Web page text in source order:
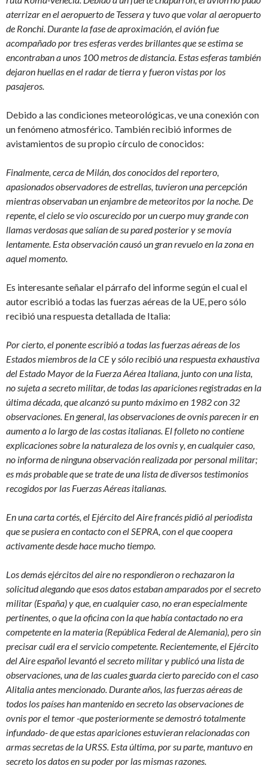
aterrizar en el aeropuerto de Tessera y tuvo que volar al aeropuerto
de Ronchi. Durante la fase de aproximación, el avión fue
acompañado por tres esferas verdes brillantes que se estima se
encontraban a unos 100 metros de distancia. Estas esferas también
dejaron huellas en el radar de tierra y fueron vistas por los
pasajeros.
Debido a las condiciones meteorológicas, ve una conexión con
un fenómeno atmosférico. También recibió informes de
avistamientos de su propio círculo de conocidos:
Finalmente, cerca de Milán, dos conocidos del reportero,
apasionados observadores de estrellas, tuvieron una percepción
mientras observaban un enjambre de meteoritos por la noche. De
repente, el cielo se vio oscurecido por un cuerpo muy grande con
llamas verdosas que salían de su pared posterior y se movía
lentamente. Esta observación causó un gran revuelo en la zona en
aquel momento.
Es interesante señalar el párrafo del informe según el cual el
autor escribió a todas las fuerzas aéreas de la UE, pero sólo
recibió una respuesta detallada de Italia:
Por cierto, el ponente escribió a todas las fuerzas aéreas de los
Estados miembros de la CE y sólo recibió una respuesta exhaustiva
del Estado Mayor de la Fuerza Aérea Italiana, junto con una lista,
no sujeta a secreto militar, de todas las apariciones registradas en la
última década, que alcanzó su punto máximo en 1982 con 32
observaciones. En general, las observaciones de ovnis parecen ir en
aumento a lo largo de las costas italianas. El folleto no contiene
explicaciones sobre la naturaleza de los ovnis y, en cualquier caso,
no informa de ninguna observación realizada por personal militar;
es más probable que se trate de una lista de diversos testimonios
recogidos por las Fuerzas Aéreas italianas.
En una carta cortés, el Ejército del Aire francés pidió al periodista
que se pusiera en contacto con el SEPRA, con el que coopera
activamente desde hace mucho tiempo.
Los demás ejércitos del aire no respondieron o rechazaron la
solicitud alegando que esos datos estaban amparados por el secreto
militar (España) y que, en cualquier caso, no eran especialmente
pertinentes, o que la oficina con la que había contactado no era
competente en la materia (República Federal de Alemania), pero sin
precisar cuál era el servicio competente. Recientemente, el Ejército
del Aire español levantó el secreto militar y publicó una lista de
observaciones, una de las cuales guarda cierto parecido con el caso
Alitalia antes mencionado. Durante años, las fuerzas aéreas de
todos los países han mantenido en secreto las observaciones de
ovnis por el temor -que posteriormente se demostró totalmente
infundado- de que estas apariciones estuvieran relacionadas con
armas secretas de la URSS. Esta última, por su parte, mantuvo en
secreto los datos en su poder por las mismas razones.